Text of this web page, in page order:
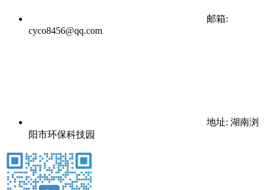
邮箱:
cyco8456@qq.com
地址: 湖南浏
阳市环保科技园